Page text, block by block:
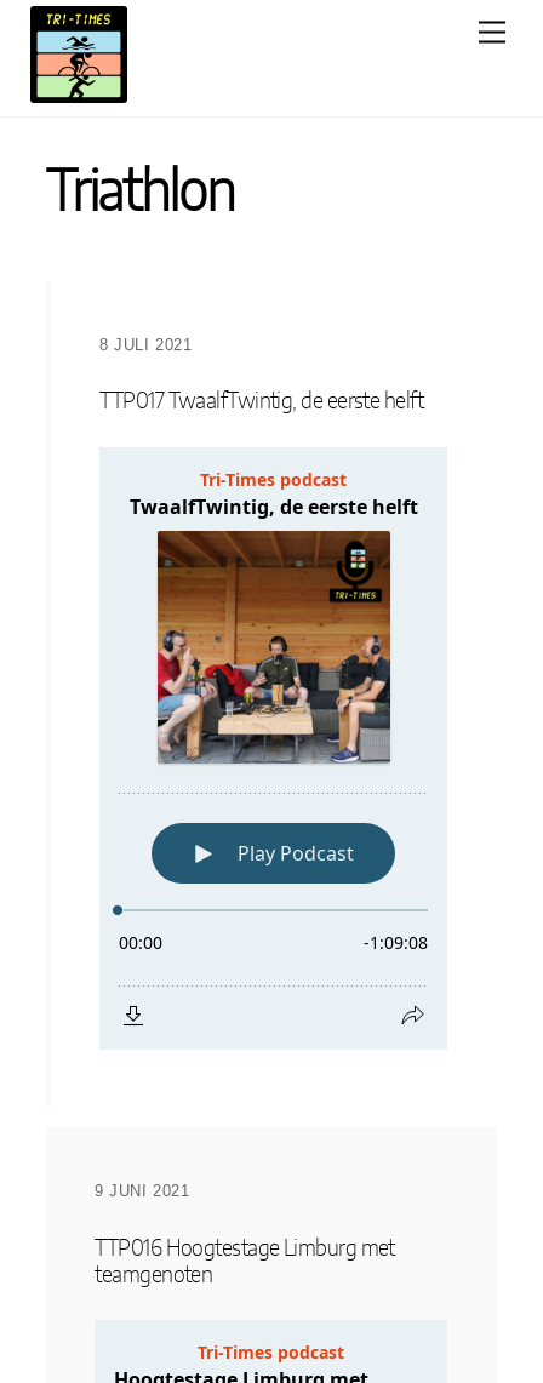
Skip
content
Triathlon
8 JULI 2021
TTP017 TwaalfTwintig, de eerste helft
9 JUNI 2021
TTP016 Hoogtestage Limburg met
teamgenoten